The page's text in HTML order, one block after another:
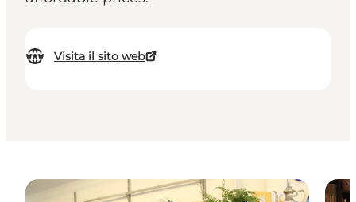
Visita il sito web